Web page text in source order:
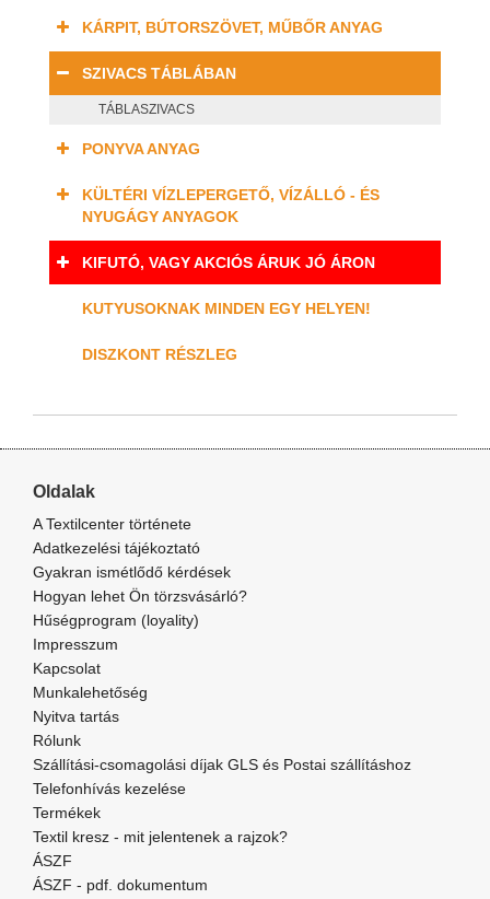
KÁRPIT, BÚTORSZÖVET, MŰBŐR ANYAG
SZIVACS TÁBLÁBAN
TÁBLASZIVACS
PONYVA ANYAG
KÜLTÉRI VÍZLEPERGETŐ, VÍZÁLLÓ - ÉS
NYUGÁGY ANYAGOK
KIFUTÓ, VAGY AKCIÓS ÁRUK JÓ ÁRON
KUTYUSOKNAK MINDEN EGY HELYEN!
DISZKONT RÉSZLEG
Oldalak
A Textilcenter története
Adatkezelési tájékoztató
Gyakran ismétlődő kérdések
Hogyan lehet Ön törzsvásárló?
Hűségprogram (loyality)
Impresszum
Kapcsolat
Munkalehetőség
Nyitva tartás
Rólunk
Szállítási-csomagolási díjak GLS és Postai szállításhoz
Telefonhívás kezelése
Termékek
Textil kresz - mit jelentenek a rajzok?
ÁSZF
ÁSZF - pdf. dokumentum